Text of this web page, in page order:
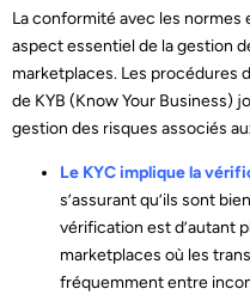
La conformité avec les
aspect essentiel de la gestion
marketplaces. Les procédures
de KYB (Know Your Business)
gestion des risques associés
Le KYC implique la
s’assurant qu’ils sont
vérification est d’autant
marketplaces où les
fréquemment entre